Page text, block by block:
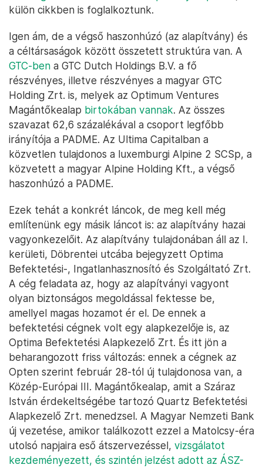
külön cikkben is foglalkoztunk.
Igen ám, de a végső haszonhúzó (az alapítvány) és
a céltársaságok között összetett struktúra van. A
GTC-ben a GTC Dutch Holdings B.V. a fő
részvényes, illetve részvényes a magyar GTC
Holding Zrt. is, melyek az Optimum Ventures
Magántőkealap birtokában vannak. Az összes
szavazat 62,6 százalékával a csoport legfőbb
irányítója a PADME. Az Ultima Capitalban a
közvetlen tulajdonos a luxemburgi Alpine 2 SCSp, a
közvetett a magyar Alpine Holding Kft., a végső
haszonhúzó a PADME.
Ezek tehát a konkrét láncok, de meg kell még
említenünk egy másik láncot is: az alapítvány hazai
vagyonkezelőit. Az alapítvány tulajdonában áll az I.
kerületi, Döbrentei utcába bejegyzett Optima
Befektetési-, Ingatlanhasznosító és Szolgáltató Zrt.
A cég feladata az, hogy az alapítványi vagyont
olyan biztonságos megoldással fektesse be,
amellyel magas hozamot ér el. De ennek a
befektetési cégnek volt egy alapkezelője is, az
Optima Befektetési Alapkezelő Zrt. És itt jön a
beharangozott friss változás: ennek a cégnek az
Opten szerint február 28-tól új tulajdonosa van, a
Közép-Európai III. Magántőkealap, amit a Száraz
István érdekeltségébe tartozó Quartz Befektetési
Alapkezelő Zrt. menedzsel. A Magyar Nemzeti Bank
új vezetése, amikor találkozott ezzel a Matolcsy-éra
utolsó napjaira eső átszervezéssel, vizsgálatot
kezdeményezett, és szintén jelzést adott az ÁSZ-